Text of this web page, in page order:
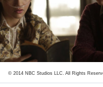
＼＼31日間無料!!お試し解約も
今すぐ無料でU-NEXTで見る
© 2014 NBC Studios LLC. All Rights